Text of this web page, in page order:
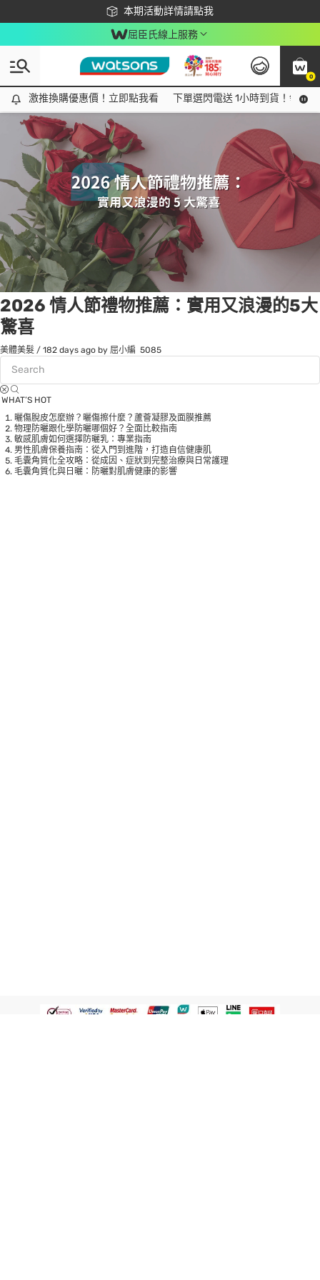
本期活動詳情請點我
下載app最高回饋$350
屈臣氏線上服務
0
激推換購優惠價！立即點我看
激推換購優惠價！立即點我看 下單選閃電送 1小時到貨！領神
Tag:煙火1 item(s) found
2026 情人節禮物推薦：實用又浪漫的5大
驚喜
美體美髮 / 182 days ago by 屈小編 5085
WHAT’S HOT
曬傷脫皮怎麼辦？曬傷擦什麼？蘆薈凝膠及面膜推薦
物理防曬跟化學防曬哪個好？全面比較指南
敏感肌膚如何選擇防曬乳：專業指南
男性肌膚保養指南：從入門到進階，打造自信健康肌
毛囊角質化全攻略：從成因、症狀到完整治療與日常護理
毛囊角質化與日曬：防曬對肌膚健康的影響